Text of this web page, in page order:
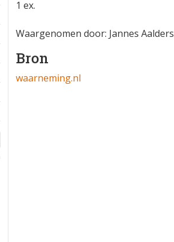
1 ex.
Waargenomen door: Jannes Aalders
Bron
waarneming.nl